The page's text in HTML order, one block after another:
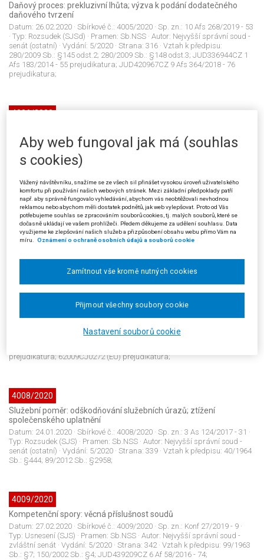
Daňový proces: prekluzivní lhůta; výzva k podání dodatečného
daňového tvrzení
Datum: 26.02.2020 · Sbírkové č.: 4005/2020 · Sp. zn.: 10 Afs 268/2019 - 53
· Typ: Rozsudek (SJSd) · Pramen: Sb.NSS · Autor: Nejvyšší správní soud -
senát (ostatní) · Vydání: 5/2020 · Strana: 316 · Vztah k předpisu:
280/2009 Sb.: §145 odst.2; 280/2009 Sb.: §148 odst.3; JUD336944CZ 1
Afs 183/2014 - 55 prejudikatura; JUD420967CZ 9 Afs 364/2018 - 76
prejudikatura;
4006/2020
Datum:18.02.2020· Sbírkové č.:4006/2020· Sp. zn.: 8 Afs 128/2018 - 46
Typ: Usnesení (SJS) · Pramen:Sb.NSS · Autor: Nejvyšší správní soud -
rozšířený senát · Vydání:
150/2002 Sb.: §65 odst.1; JUD31951CZ Pl. ÚS 9/99 prejudikatura;
JUD26298CZ 7 A 32/2002 - 23 prejudikatura; JUD40634CZ Na 349/2003
- 21 prejudikatura; JUD30571CZ 2 As 36/2004 - 46 prejudikatura;
JUD241897CZ 5 As 124/2011 - 126 prejudikatura; JUD234464CZ 9 Aps
5/2012 - 56 prejudikatura; JUD253154CZ 8 Ans 2/2012 - 278
prejudikatura;
Rozšířený senát: správní trestání; přezkum; materiální znak
Datum:18.02.2020· Sbírkové č.:4007/2020· Sp. zn.:10 As 156/2018 - 110
Usnesení (SJS)· Pramen: Sb.NSS · Autor:
Nejvyšší správní soud -
· Vydání: 5/2020· Strana:331· Vztah k předpisu:
150/2002 Sb.: §71 odst.2; 150/2002 Sb.: §75 odst.2; JUD147274CZ II. ÚS
1416/07 prejudikatura; JUD147896CZ I. ÚS 1169/07 prejudikatura;
JUD108311CZ 2 As 34/2006 - 73 prejudikatura; JUD154819CZ 8 Afs
prejudikatura; 62009CJ0272 (EU) prejudikatura;
4008/2020
Služební poměr: odškodňování služebních úrazů; ztížení
společenského uplatnění
Datum: 24.01.2020 · Sbírkové č.: 4008/2020 · Sp. zn.: 3 As 124/2017 - 31 ·
Typ: Rozsudek (SJS) · Pramen: Sb.NSS · Autor: Nejvyšší správní soud -
senát (ostatní) · Vydání: 5/2020 · Strana: 339 · Vztah k předpisu: 40/1964
Sb.: §444; 89/2012 Sb.: §2958;
4009/2020
Kompetenční spory: věcná příslušnost soudů
Datum: 27.02.2020 · Sbírkové č.: 4009/2020 · Sp. zn.: Konf 27/2019 - 9 ·
Typ: Usnesení (SJS) · Pramen: Sb.NSS · Autor: Nejvyšší správní soud -
zvláštní senát · Vydání: 5/2020 · Strana: 342· Vztah k předpisu: 99/1963
Sb.: §7; 150/2002 Sb.: §4; JUD439209CZ 6 Af 58/2016 - 74;
Aby web fungoval jak má (souhlas
s cookies)
Vážený návštěvníku, snažíme se ze všech sil přinášet vysokou úroveň uživatelského
komfortu při používání našich webových stránek. Mezi základní předpoklady patří
např. aby správně fungovalo vyhledávání, abychom vás neobtěžovali nevhodnou
reklamou nebo abychom měli dostatek podnětů, jak web vylepšovat. Proto od Vás
potřebujeme souhlas se zpracováním souborů cookies, tj. malých souborů, které se
dočasně ukládají ve vašem prohlížeči. Předem děkujeme za udělení souhlasu. Data
využijeme ke zlepšování našich služeb a přizpůsobení obsahu webu přímo Vám na
míru.
Oznámení o ochraně osobních údajů a souborů cookie
Nastavení souborů cookie
Zamítnout vše kromě nutných cookies
Přijmout všechny soubory cookie